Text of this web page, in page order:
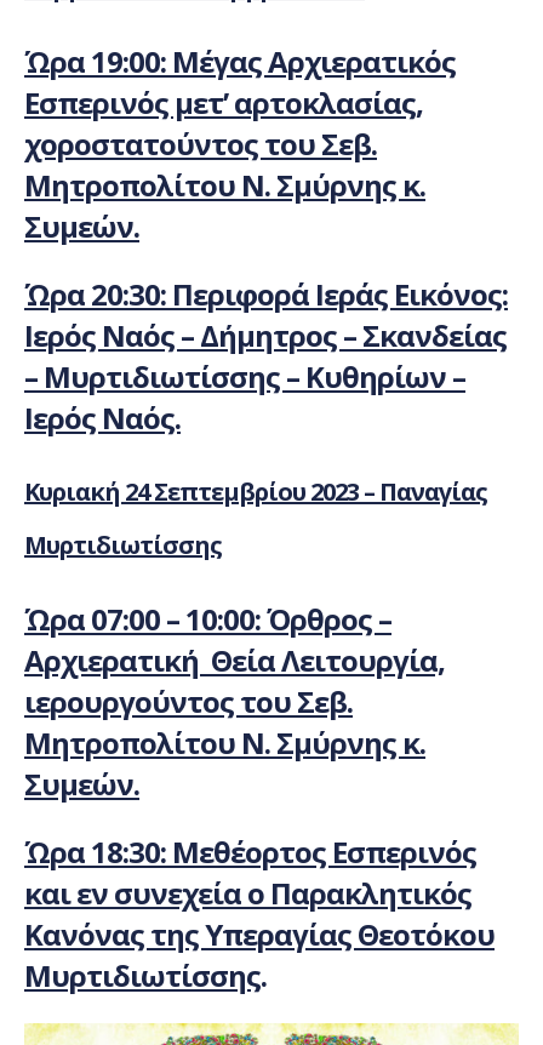
Ώρα 19:00: Μέγας Αρχιερατικός
Εσπερινός μετ’ αρτοκλασίας,
χοροστατούντος του Σεβ.
Μητροπολίτου Ν. Σμύρνης κ.
Συμεών.
Ώρα 20:30: Περιφορά Ιεράς Εικόνος:
Ιερός Ναός – Δήμητρος – Σκανδείας
– Μυρτιδιωτίσσης – Κυθηρίων –
Ιερός Ναός.
Κυριακή 24 Σεπτεμβρίου 2023 – Παναγίας
Μυρτιδιωτίσσης
Ώρα 07:00 – 10:00: Όρθρος –
Αρχιερατική Θεία Λειτουργία,
ιερουργούντος του Σεβ.
Μητροπολίτου Ν. Σμύρνης κ.
Συμεών.
Ώρα 18:30: Μεθέορτος Εσπερινός
και εν συνεχεία ο Παρακλητικός
Κανόνας της Υπεραγίας Θεοτόκου
Μυρτιδιωτίσσης.